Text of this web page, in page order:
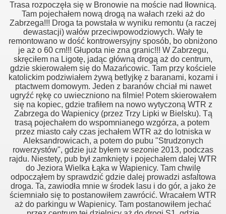
Trasa rozpoczęła się w Bronowie na moście nad Iłownicą.
Tam pojechałem nową drogą na wałach rzeki aż do
Zabrzega!!! Droga ta powstała w wyniku remontu (a raczej
dewastacji) wałów przeciwpowodziowych. Wały te
remontowano w dość kontrowersyjny sposób, bo obniżono
je aż o 60 cm!!! Głupota nie zna granic!!! W Zabrzegu,
skręciłem na Ligotę, jadąc główną drogą aż do centrum,
gdzie skierowałem się do Mazańcowic. Tam przy kościele
katolickim podziwiałem żywą betlyjkę z baranami, kozami i
ptactwem domowym. Jeden z baranów chciał mi nawet
ugryźć rękę co uwieczniono na filmie! Potem skierowałem
się na kopiec, gdzie trafiłem na nowo wytyczoną WTR z
Zabrzega do Wapienicy (przez Trzy Lipki w Bielsku). Tą
trasą pojechałem do wspomnianego wzgórza, a potem
przez miasto cały czas jechałem WTR aż do lotniska w
Aleksandrowicach, a potem do pubu "Strudzonych
rowerzystów", gdzie już byłem w sezonie 2013, podczas
rajdu. Niestety, pub był zamknięty i pojechałem dalej WTR
do Jeziora Wielka Łąka w Wapienicy. Tam chwilę
odpocząłem by sprawdzić gdzie dalej prowadzi asfaltowa
droga. Ta, zawiodła mnie w środek lasu i do gór, a jako że
ściemniało się to postanowiłem zawrócić. Wracałem WTR
aż do parkingu w Wapienicy. Tam postanowiłem jechać